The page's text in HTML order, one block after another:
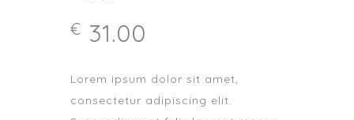
€ 31.00
Lorem ipsum dolor sit amet,
consectetur adipiscing elit.